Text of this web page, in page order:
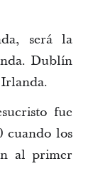
será la
Dublín
fue
cuando los
al primer